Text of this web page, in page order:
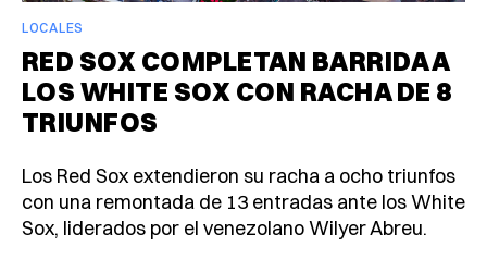
LOCALES
RED SOX COMPLETAN BARRIDA A
LOS WHITE SOX CON RACHA DE 8
TRIUNFOS
Los Red Sox extendieron su racha a ocho triunfos
con una remontada de 13 entradas ante los White
Sox, liderados por el venezolano Wilyer Abreu.